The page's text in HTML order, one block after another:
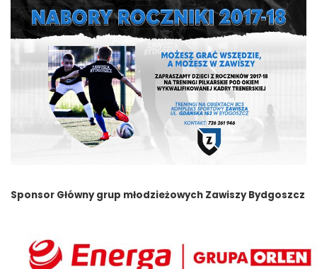
Sponsor Główny grup młodzieżowych Zawiszy Bydgoszcz